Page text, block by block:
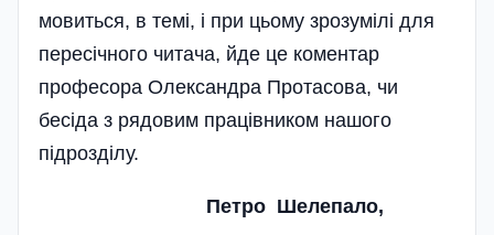
мовиться, в темі, і при цьому зрозумілі для
пересічного читача, йде це коментар
професора Олександра Протасова, чи
бесіда з рядовим працівником нашого
підрозділу.
Петро Шелепало,